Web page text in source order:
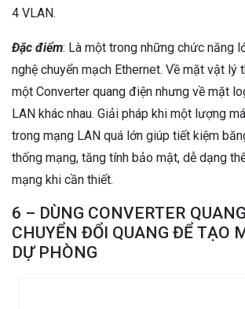
4 VLAN.
Đặc điểm: Là một trong những chức năng
nghệ chuyển mạch Ethernet. Về mặt vật lý
một Converter quang điện nhưng về mặt
LAN khác nhau. Giải pháp khi một lượng
trong mạng LAN quá lớn giúp tiết kiệm
thống mạng, tăng tính bảo mật, dễ dạng
mạng khi cần thiết.
6 – DÙNG CONVERTER
CHUYỂN ĐỔI QUANG ĐỂ TẠO
DỰ PHÒNG